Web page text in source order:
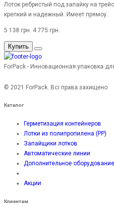
Лоток ребристый под запайку на
крепкий и надежный. Имеет прямоу..
5 138 грн. 4 775 грн.
Купить
ForPack - Инновационная упаковка
© 2021 ForPack. Всі права захищено
Каталог
Герметизация контейнеров
Лотки из полипропилена (PP)
Запайщики лотков
Автоматические линии
Дополнительное оборудование
Акции
Клиентам